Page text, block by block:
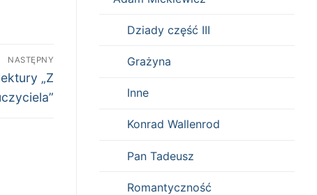
NASTĘPNY
„Z
Dziady część III
Grażyna
Inne
Konrad Wallenrod
Pan Tadeusz
Romantyczność